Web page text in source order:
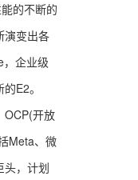
的不断的
演变出各
企业级
E2。
开放
Meta、微
头，计划